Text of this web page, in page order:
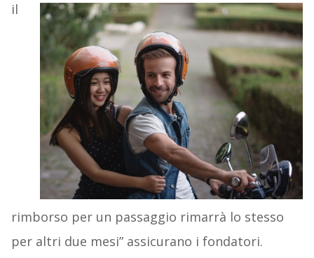
il
rimborso per un passaggio rimarrà lo stesso
per altri due mesi” assicurano i fondatori.